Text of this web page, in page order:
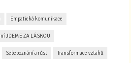
Empatická komunikace
JDEME ZA LÁSKOU
Sebepoznání a růst Transformace vztahů